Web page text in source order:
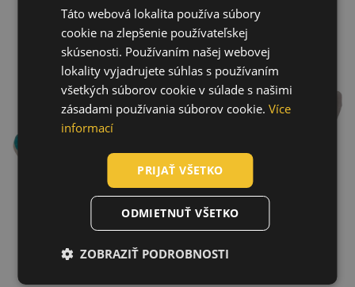
CZECH
SLOVAK
ROMANIAN
SPANISH
Táto webová lokalita používa súbory
cookie na zlepšenie používateľskej
skúsenosti. Používaním našej webovej
lokality vyjadrujete súhlas s používaním
všetkých súborov cookie v súlade s našimi
zásadami používania súborov cookie. Více
informací
PRIJAŤ VŠETKO
ODMIETNUŤ VŠETKO
ZOBRAZIŤ PODROBNOSTI